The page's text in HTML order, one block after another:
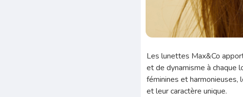
Les lunettes Max&Co
et de dynamisme à chaque
féminines et harmonieuses,
et leur caractère unique.